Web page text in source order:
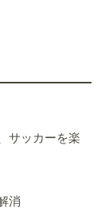
サッカーを楽
消